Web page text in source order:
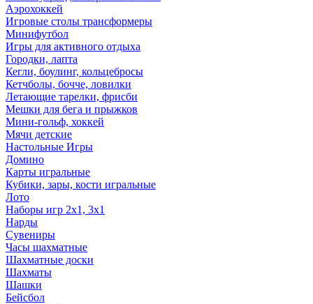
Аэрохоккей
Игровые столы трансформеры
Минифутбол
Игры для активного отдыха
Городки, лапта
Кегли, боулинг, кольцебросы
Кетчболы, бочче, ловилки
Летающие тарелки, фрисби
Мешки для бега и прыжков
Мини-гольф, хоккей
Мячи детские
Настольные Игры
Домино
Карты игральные
Кубики, зары, кости игральные
Лото
Наборы игр 2х1, 3х1
Нарды
Сувениры
Часы шахматные
Шахматные доски
Шахматы
Шашки
Бейсбол